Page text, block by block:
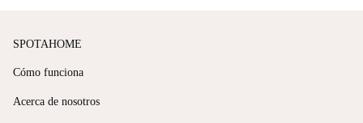
SPOTAHOME
Cómo funciona
Acerca de nosotros